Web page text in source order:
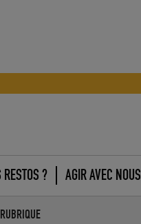
? AGIR AVEC NOUS